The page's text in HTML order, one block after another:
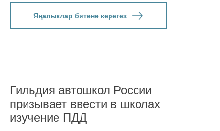
Яңалыклар битенә керегез
Гильдия автошкол России
призывает ввести в школах
изучение ПДД